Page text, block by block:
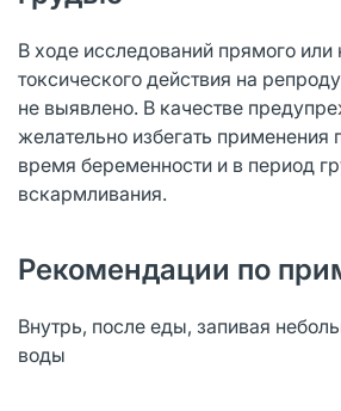
В ходе исследований прямого или
токсического действия на
не выявлено. В качестве
желательно избегать применения
время беременности и в период
вскармливания.
Рекомендации по
Внутрь, после еды, запивая
воды